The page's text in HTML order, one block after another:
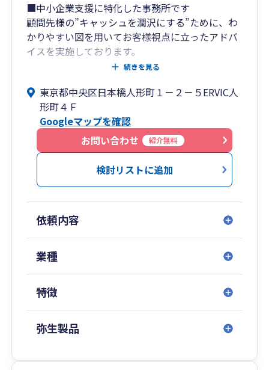
■中小企業支援に特化した事務所です
顧問先様の”キャッシュを潤沢にする”ために、わ
かりやすい図を用いてお客様視点に立ったアドバ
イスを実施しております。
意味のない節税はおススメせず、お客様のために
「利益は出ているのに、資金が思うように貯まっ
ていかない。」
「あと何人従業員を雇えるか、従業員数は適正か
どうかがわからない。」
「困っていることがあるが、誰に相談したらいい
かわからない。」
税務申告以外にも、業務効率化、会計ソフト導入
支援、グループ会社支援、融資支援、
また、信用金庫、政策金融公庫、元国税庁調査
官、行政書士、弁護士、司法書士、社会保険労務
続きを見る
東京都中央区日本橋人形町１－２－５ERVIC人
形町４Ｆ
Googleマップを確認
お問い合わせ
紹介無料
検討リストに追加
依頼内容
業種
特徴
弥生製品